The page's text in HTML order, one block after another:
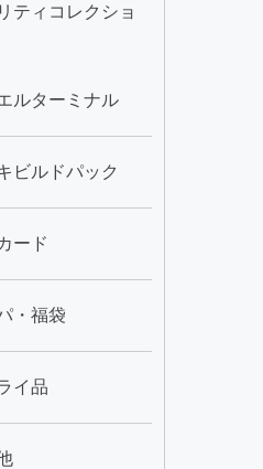
ティコレクショ
ルターミナル
ビルドパック
ード
・福袋
イ品